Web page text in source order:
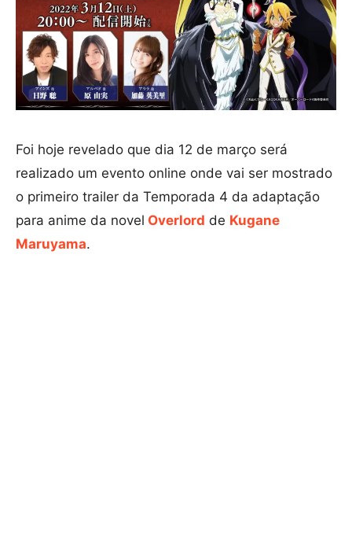
Foi hoje revelado que dia 12 de março será
realizado um evento online onde vai ser mostrado
o primeiro trailer da Temporada 4 da adaptação
para anime da novel Overlord de Kugane
Maruyama.